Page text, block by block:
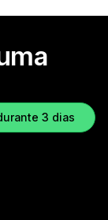
3 dias